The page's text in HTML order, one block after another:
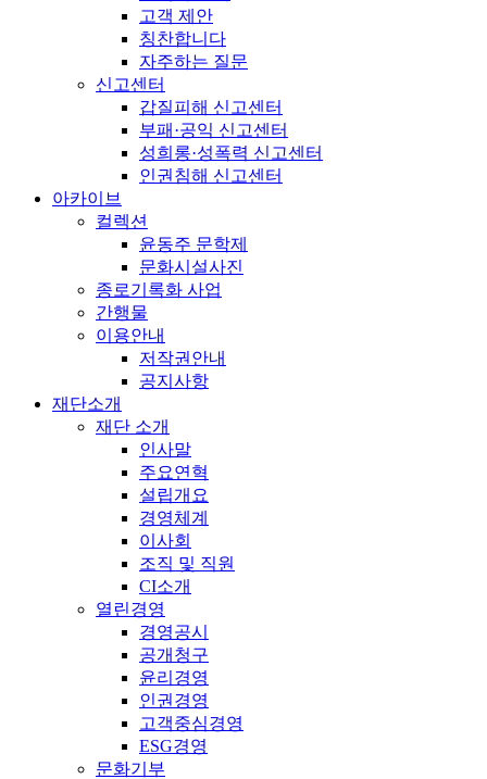
고객 제안
칭찬합니다
자주하는 질문
신고센터
갑질피해 신고센터
부패·공익 신고센터
성희롱·성폭력 신고센터
인권침해 신고센터
아카이브
컬렉션
윤동주 문학제
문화시설사진
종로기록화 사업
간행물
이용안내
저작권안내
공지사항
재단소개
재단 소개
인사말
주요연혁
설립개요
경영체계
이사회
조직 및 직원
CI소개
열린경영
경영공시
공개청구
윤리경영
인권경영
고객중심경영
ESG경영
문화기부